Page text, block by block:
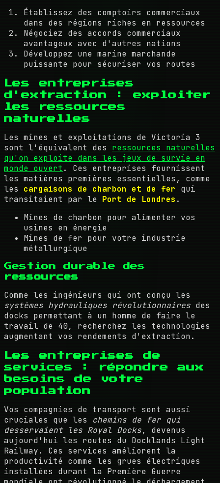
Établissez des comptoirs commerciaux
dans des régions riches en ressources
Négociez des accords commerciaux
avantageux avec d'autres nations
Développez une marine marchande
puissante pour sécuriser vos routes
Les entreprises
d'extraction : exploiter
les ressources
naturelles
Les mines et exploitations de Victoria 3
sont l'équivalent des ressources naturelles
qu'on exploite dans les jeux de survie en
monde ouvert . Ces entreprises fournissent
les matières premières essentielles, comme
les cargaisons de charbon et de fer qui
transitaient par le Port de Londres .
Mines de charbon pour alimenter vos
usines en énergie
Mines de fer pour votre industrie
métallurgique
Gestion durable des
ressources
Comme les ingénieurs qui ont conçu les
systèmes hydrauliques révolutionnaires des
docks permettant à un homme de faire le
travail de 40, recherchez les technologies
augmentant vos rendements d'extraction.
Les entreprises de
services : répondre aux
besoins de votre
population
Vos compagnies de transport sont aussi
cruciales que les chemins de fer qui
desservaient les Royal Docks, devenus
aujourd'hui les routes du Docklands Light
Railway. Ces services améliorent la
productivité comme les grues électriques
installées durant la Première Guerre